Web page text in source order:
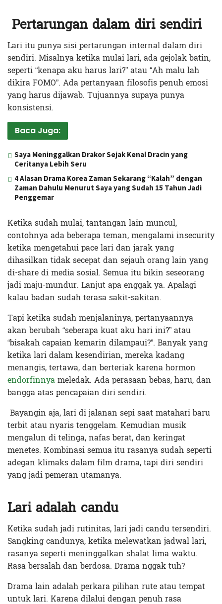
Pertarungan dalam diri sendiri
Lari itu punya sisi pertarungan internal dalam diri
sendiri. Misalnya ketika mulai lari, ada gejolak batin,
seperti “kenapa aku harus lari?” atau “Ah malu lah
dikira FOMO”. Ada pertanyaan filosofis penuh emosi
yang harus dijawab. Tujuannya supaya punya
konsistensi.
Baca Juga:
Saya Meninggalkan Drakor Sejak Kenal Dracin yang
Ceritanya Lebih Seru
4 Alasan Drama Korea Zaman Sekarang “Kalah” dengan
Zaman Dahulu Menurut Saya yang Sudah 15 Tahun Jadi
Penggemar
Ketika sudah mulai, tantangan lain muncul,
contohnya ada beberapa teman, mengalami insecurity
ketika mengetahui pace lari dan jarak yang
dihasilkan tidak secepat dan sejauh orang lain yang
di-share di media sosial. Semua itu bikin seseorang
jadi maju-mundur. Lanjut apa enggak ya. Apalagi
kalau badan sudah terasa sakit-sakitan.
Tapi ketika sudah menjalaninya, pertanyaannya
akan berubah “seberapa kuat aku hari ini?” atau
“bisakah capaian kemarin dilampaui?”. Banyak yang
ketika lari dalam kesendirian, mereka kadang
menangis, tertawa, dan berteriak karena hormon
endorfinnyameledak. Ada perasaan bebas, haru, dan
bangga atas pencapaian diri sendiri.
Bayangin aja, lari di jalanan sepi saat matahari baru
terbit atau nyaris tenggelam. Kemudian musik
mengalun di telinga, nafas berat, dan keringat
menetes. Kombinasi semua itu rasanya sudah seperti
adegan klimaks dalam film drama, tapi diri sendiri
yang jadi pemeran utamanya.
Lari adalah candu
Ketika sudah jadi rutinitas, lari jadi candu tersendiri.
Sangking candunya, ketika melewatkan jadwal lari,
rasanya seperti meninggalkan shalat lima waktu.
Rasa bersalah dan berdosa. Drama nggak tuh?
Drama lain adalah perkara pilihan rute atau tempat
untuk lari. Karena dilalui dengan penuh rasa